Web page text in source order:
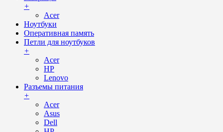
+
Acer
Ноутбуки
Оперативная память
Петли для ноутбуков
+
Acer
HP
Lenovo
Разъемы питания
+
Acer
Asus
Dell